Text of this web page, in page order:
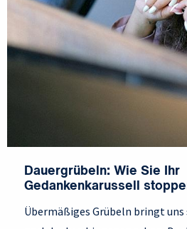
Dauergrübeln: Wie Sie Ihr
Gedankenkarussell
Übermäßiges Grübeln bringt